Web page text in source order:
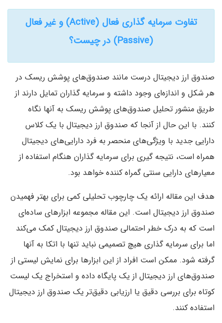
تفاوت سرمایه گذاری فعال (Active) و غیر فعال
(Passive) در چیست؟
صندوق ارز دیجیتال درست مانند صندوق‌های پوشش ریسک در
هر شکل و اندازه‌ای وجود داشته و سرمایه گذاران تمایل دارند از
طریق منشور تحلیل صندوق‌های پوشش ریسک به آنها نگاه
کنند. با این حال از آنجا که صندوق ارز دیجیتال با یک کلاس
دارایی جدید با ویژگی‌های منحصر به فرد دارایی‌های دیجیتال
همراه است، نتیجه گیری برای سرمایه گذاران هنگام استفاده از
معیارهای دارایی سنتی گمراه کننده خواهد بود.
هدف این مقاله ارائه یک چارچوب تحلیلی کمی برای بهتر فهمیدن
صندوق ارز دیجیتال است. این مقاله مجموعه ابزارهای ساده‌ای
است که به درک خطر احتمالی صندوق ارز دیجیتال کمک می‌کند
اما برای سرمایه گذاری هیچ تصمیمی نباید تنها با اتکا به آنها
گرفته شود. ممکن است افراد از این ابزارها برای نمایش لیستی از
صندوق‌های ارز دیجیتال از یک پایگاه داده و استخراج یک لیست
کوتاه برای بررسی دقیق یا ارزیابی دقیق‌تر یک صندوق ارز دیجیتال
استفاده کنند.